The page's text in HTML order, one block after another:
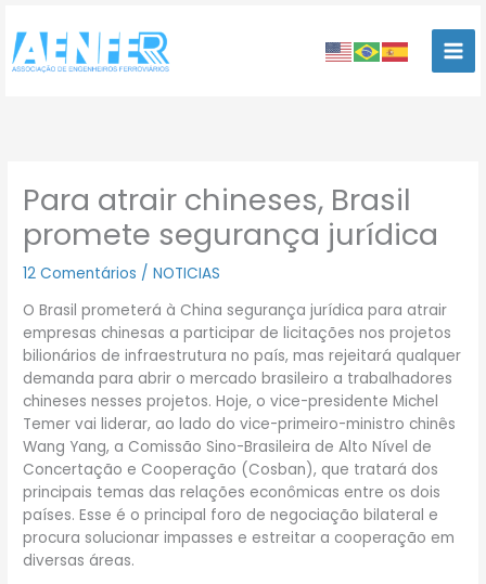
para
conteúdo
Para atrair chineses, Brasil
promete segurança jurídica
12 Comentários /NOTICIAS
O Brasil prometerá à China segurança jurídica para atrair
empresas chinesas a participar de licitações nos projetos
bilionários de infraestrutura no país, mas rejeitará qualquer
demanda para abrir o mercado brasileiro a trabalhadores
chineses nesses projetos. Hoje, o vice-presidente Michel
Temer vai liderar, ao lado do vice-primeiro-ministro chinês
Wang Yang, a Comissão Sino-Brasileira de Alto Nível de
Concertação e Cooperação (Cosban), que tratará dos
principais temas das relações econômicas entre os dois
países. Esse é o principal foro de negociação bilateral e
procura solucionar impasses e estreitar a cooperação em
diversas áreas.